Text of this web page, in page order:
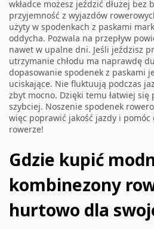
wkładce możesz jeździć dłużej bez
przyjemność z wyjazdów
użyty w spodenkach z paskami
oddycha. Pozwala na przepływ
nawet w upalne dni. Jeśli jeździsz
utrzymanie chłodu ma naprawdę
dopasowanie spodenek z paskami
uciskające. Nie fluktuują podczas
zbyt mocno. Dzięki temu łatwiej się
szybciej. Noszenie spodenek
więc poprawić jakość jazdy i
rowerze!
Gdzie kupić
kombinezony
hurtowo dla